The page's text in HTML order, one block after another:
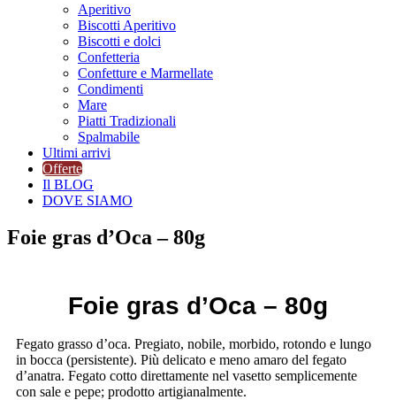
Aperitivo
Biscotti Aperitivo
Biscotti e dolci
Confetteria
Confetture e Marmellate
Condimenti
Mare
Piatti Tradizionali
Spalmabile
Ultimi arrivi
Offerte
Il BLOG
DOVE SIAMO
Foie gras d’Oca – 80g
Foie gras d’Oca – 80g
Fegato grasso d’oca. Pregiato, nobile, morbido, rotondo e lungo
in bocca (persistente). Più delicato e meno amaro del fegato
d’anatra. Fegato cotto direttamente nel vasetto semplicemente
con sale e pepe; prodotto artigianalmente.